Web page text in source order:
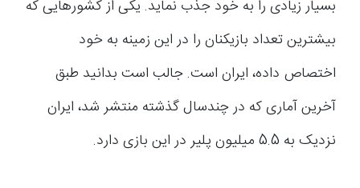
بسیار زیادی را به خود جذب نماید. یکی از کشورهایی که
بیشترین تعداد بازیکنان را در این زمینه به خود
اختصاص داده، ایران است. جالب است بدانید طبق
آخرین آماری که در چندسال گذشته منتشر شد، ایران
نزدیک به 5.5 میلیون پلیر در این بازی دارد.